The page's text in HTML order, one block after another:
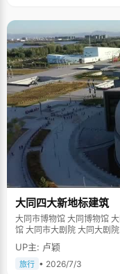
大同四大新地标建筑
大同市博物馆 大同博物馆 大同市美术馆 大同美术馆 大同市图书馆 大同图书
馆 大同市大剧院 大同大剧院
UP主: 卢颖
旅行 • 2026/7/3